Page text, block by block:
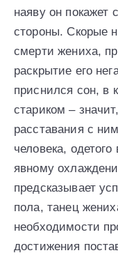
наяву он покажет
стороны. Скорые
смерти жениха,
раскрытие его
приснился сон, в
стариком –
расставания с
человека,
явному
предсказывает
пола, танец
необходимости
достижения